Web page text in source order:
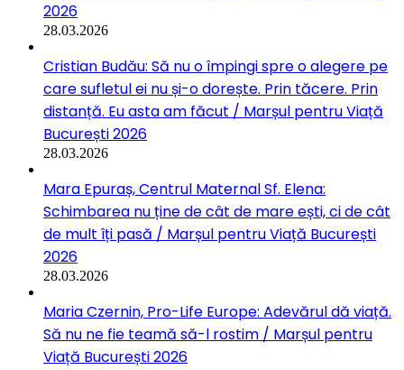
2026
28.03.2026
Cristian Budău: Să nu o împingi spre o alegere pe
care sufletul ei nu și-o dorește. Prin tăcere. Prin
distanță. Eu asta am făcut / Marșul pentru Viață
București 2026
28.03.2026
Mara Epuraș, Centrul Maternal Sf. Elena:
Schimbarea nu ține de cât de mare ești, ci de cât
de mult îți pasă / Marșul pentru Viață București
2026
28.03.2026
Maria Czernin, Pro-Life Europe: Adevărul dă viață.
Să nu ne fie teamă să-l rostim / Marșul pentru
Viață București 2026